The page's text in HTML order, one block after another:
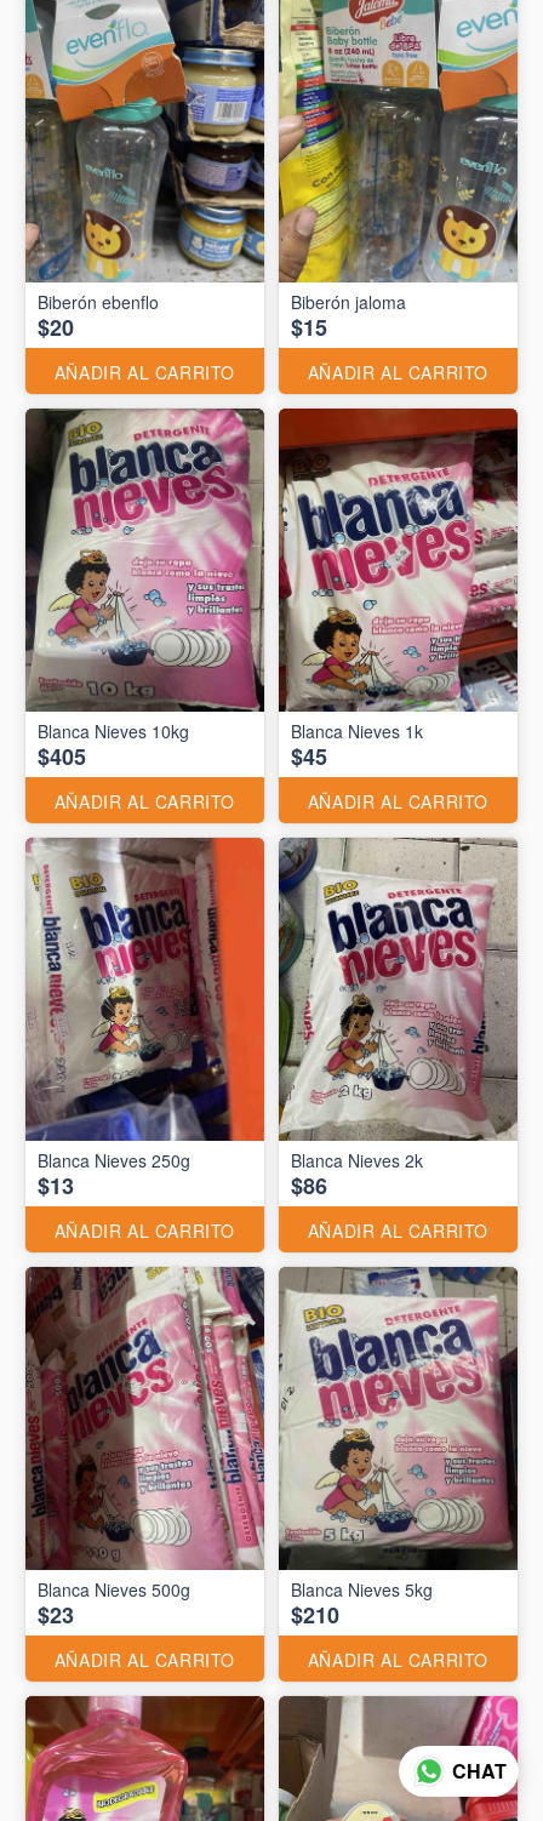
Biberón ebenflo
$20
AÑADIR AL CARRITO
Biberón jaloma
$15
AÑADIR AL CARRITO
Blanca Nieves 10kg
$405
AÑADIR AL CARRITO
Blanca Nieves 1k
$45
AÑADIR AL CARRITO
Blanca Nieves 250g
$13
AÑADIR AL CARRITO
Blanca Nieves 2k
$86
AÑADIR AL CARRITO
Blanca Nieves 500g
$23
AÑADIR AL CARRITO
Blanca Nieves 5kg
$210
AÑADIR AL CARRITO
CHAT